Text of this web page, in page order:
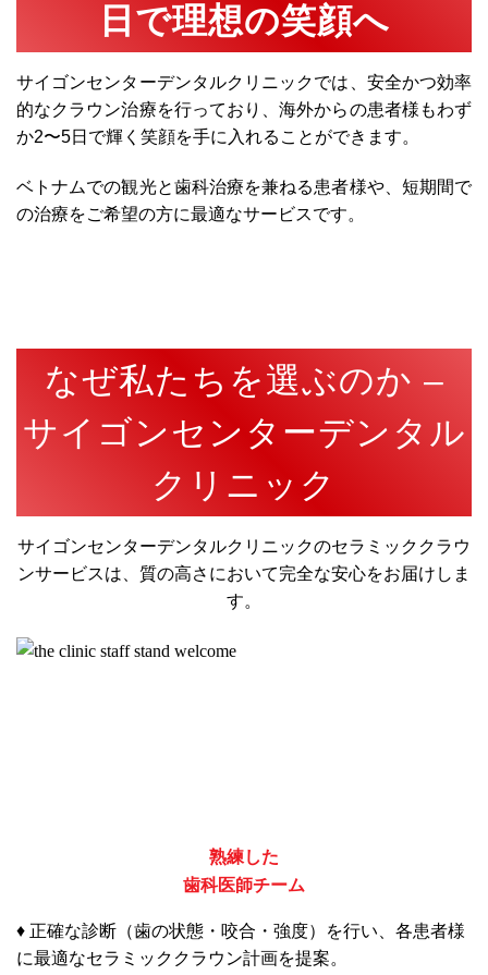
日で理想の笑顔へ
サイゴンセンターデンタルクリニックでは、安全かつ効率
的なクラウン治療を行っており、海外からの患者様もわず
か2〜5日で輝く笑顔を手に入れることができます。
ベトナムでの観光と歯科治療を兼ねる患者様や、短期間で
の治療をご希望の方に最適なサービスです。
なぜ私たちを選ぶのか –
サイゴンセンターデンタル
クリニック
サイゴンセンターデンタルクリニックのセラミッククラウ
ンサービスは、質の高さにおいて完全な安心をお届けしま
す。
熟練した
歯科医師チーム
♦ 正確な診断（歯の状態・咬合・強度）を行い、各患者様
に最適なセラミッククラウン計画を提案。